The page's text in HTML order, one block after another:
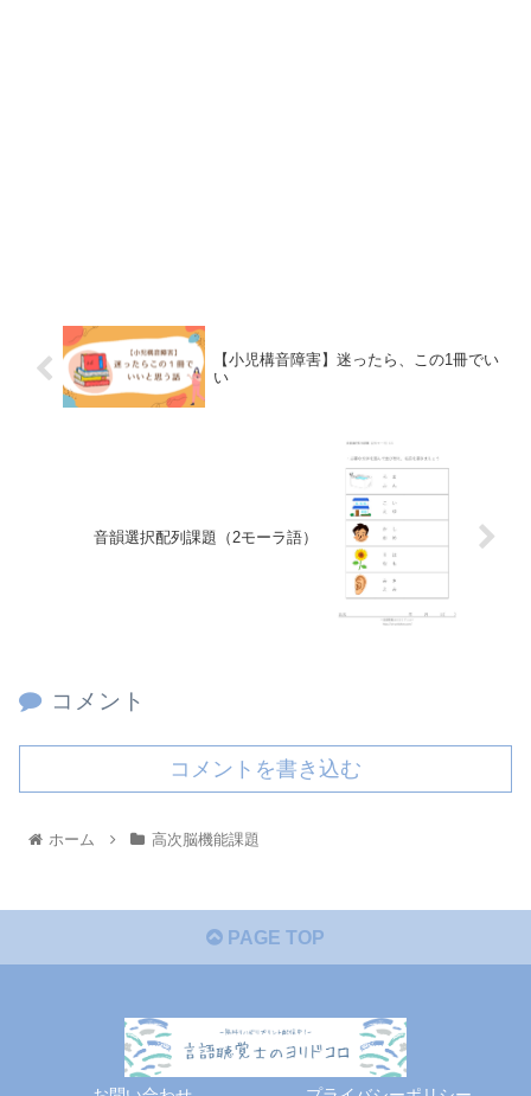
【小児構音障害】迷ったら、この1冊でい
い
音韻選択配列課題（2モーラ語）
コメント
コメントを書き込む
ホーム 高次脳機能課題
PAGE TOP